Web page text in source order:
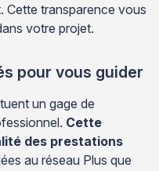
Cette transparence vous
votre projet.
pour vous guider
un gage de
Cette
des prestations
au réseau Plus que